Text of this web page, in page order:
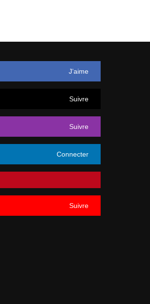
J’aime
Suivre
Suivre
Connecter
Suivre